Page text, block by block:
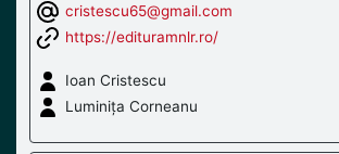
cristescu65@gmail.com
https://edituramnlr.ro/
Ioan Cristescu
Luminița Corneanu